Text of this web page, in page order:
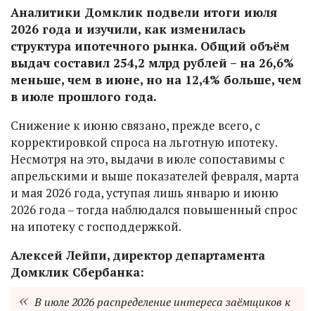
Аналитики Домклик подвели итоги июля
2026 года и изучили, как изменилась
структура ипотечного рынка. Общий объём
выдач составил 254,2 млрд рублей – на 26,6%
меньше, чем в июне, но на 12,4% больше, чем
в июле прошлого года.
Снижение к июню связано, прежде всего, с
корректировкой спроса на льготную ипотеку.
Несмотря на это, выдачи в июле сопоставимы с
апрельскими и выше показателей февраля, марта
и мая 2026 года, уступая лишь январю и июню
2026 года – тогда наблюдался повышенный спрос
на ипотеку с господдержкой.
Алексей Лейпи, директор департамента
Домклик Сбербанка:
В июле 2026 распределение интереса заёмщиков к